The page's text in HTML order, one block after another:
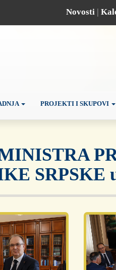
Novosti |
PROJEKTI I SKUPOVI
SRPSKE